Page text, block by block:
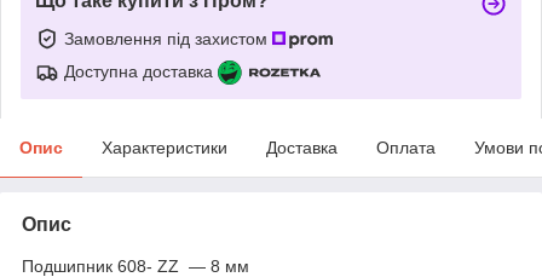
Замовлення під захистом
Доступна доставка
Опис Характеристики Доставка Оплата Умови
Опис
Подшипник 608- ZZ — 8 мм